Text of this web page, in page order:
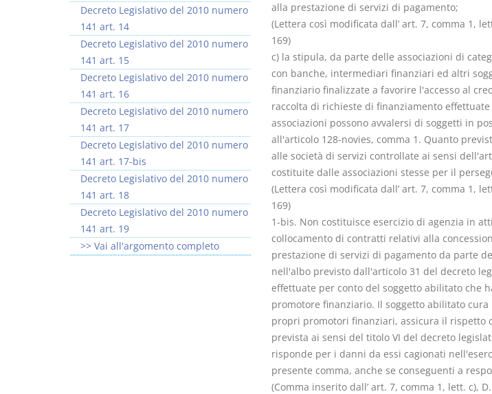
alla prestazione di servizi di pagamento;
(Lettera così modificata dall’ art. 7, comma 1,
169)
c) la stipula, da parte delle associazioni di
con banche, intermediari finanziari ed altri
finanziario finalizzate a favorire l'accesso al
raccolta di richieste di finanziamento
associazioni possono avvalersi di soggetti in
all'articolo 128-novies, comma 1. Quanto
alle società di servizi controllate ai sensi
costituite dalle associazioni stesse per il
(Lettera così modificata dall’ art. 7, comma 1,
169)
1-bis. Non costituisce esercizio di agenzia in
collocamento di contratti relativi alla
prestazione di servizi di pagamento da parte
nell'albo previsto dall'articolo 31 del decreto
effettuate per conto del soggetto abilitato che
promotore finanziario. Il soggetto abilitato
propri promotori finanziari, assicura il rispetto
prevista ai sensi del titolo VI del decreto
risponde per i danni da essi cagionati
presente comma, anche se conseguenti a
(Comma inserito dall’ art. 7, comma 1, lett. c),
Decreto Legislativo del 2010 numero
141 art. 14
Decreto Legislativo del 2010 numero
141 art. 15
Decreto Legislativo del 2010 numero
141 art. 16
Decreto Legislativo del 2010 numero
141 art. 17
Decreto Legislativo del 2010 numero
141 art. 17-bis
Decreto Legislativo del 2010 numero
141 art. 18
Decreto Legislativo del 2010 numero
141 art. 19
>> Vai all'argomento completo